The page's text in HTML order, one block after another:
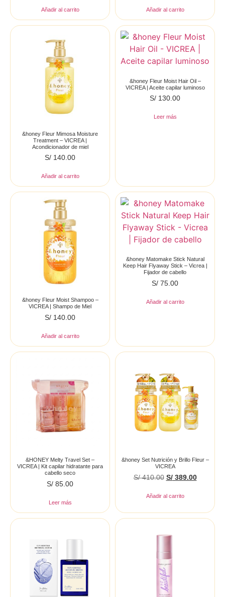
Añadir al carrito Añadir al carrito
&honey Fleur Mimosa Moisture
Treatment – VICREA |
Acondicionador de miel
S/ 140.00
Añadir al carrito
&honey Fleur Moist Hair Oil –
VICREA | Aceite capilar luminoso
S/ 130.00
Leer más
&honey Fleur Moist Shampoo –
VICREA | Shampo de Miel
S/ 140.00
Añadir al carrito
&honey Matomake Stick Natural
Keep Hair Flyaway Stick – Vicrea |
Fijador de cabello
S/ 75.00
Añadir al carrito
&HONEY Melty Travel Set –
VICREA | Kit capilar hidratante para
cabello seco
S/ 85.00
Leer más
&honey Set Nutrición y Brillo Fleur –
VICREA
S/410.00 S/389.00
Añadir al carrito